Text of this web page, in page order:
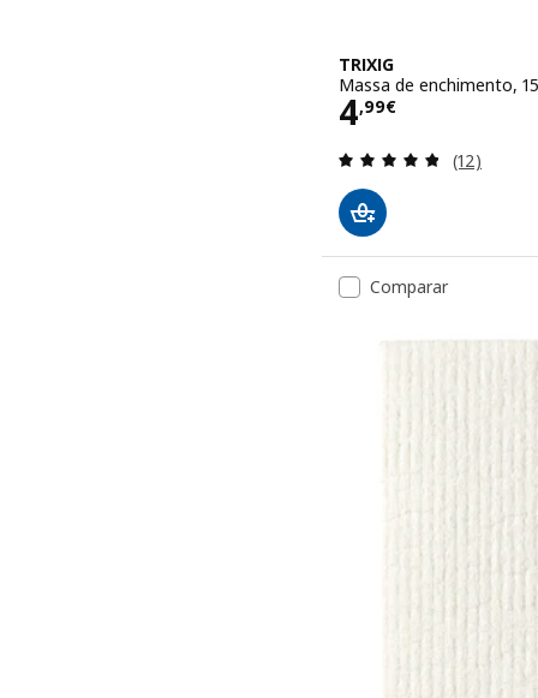
TRIXIG
Massa de enchimento,
4,99€
Preço 4,99€
(12)
Comparar